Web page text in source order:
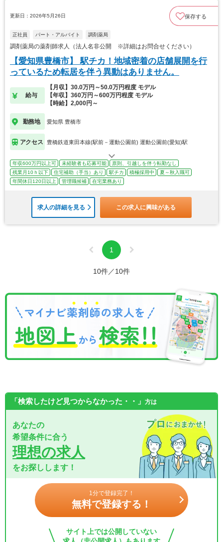
更新日：2026年5月26日 保存する
正社員 パート・アルバイト 調剤薬局
調剤薬局の薬剤師求人（法人名非公開 ※詳細はお問合せください）
【愛知県豊橋市】 駅チカ！地域密着の店舗展開を行
っているため転居を伴う異動はありません。
給与
【月収】30.0万円～50.0万円程度 モデル
【年収】360万円～600万円程度 モデル
【時給】2,000円～
勤務地 愛知県 豊橋市
アクセス 豊橋鉄道東田本線(駅前－運動公園前) 運動公園前(愛知)駅
年収600万円以上可 未経験者も応募可能
原則、引越しを伴う転勤なし
残業月10ｈ以下
住宅補助（手当）あり 駅チカ 積極採用中
夏～秋入職可
年間休日120日以上
管理職候補 在宅業務あり
求人の詳細を見る この求人に興味がある
1
10件／10件
「検索したけど見つからなかった・・」 方は
あなたの
希望条件に合う
理想の求人
をお探しします！
1分で登録完了！
無料で登録する！
サイト上では公開していない